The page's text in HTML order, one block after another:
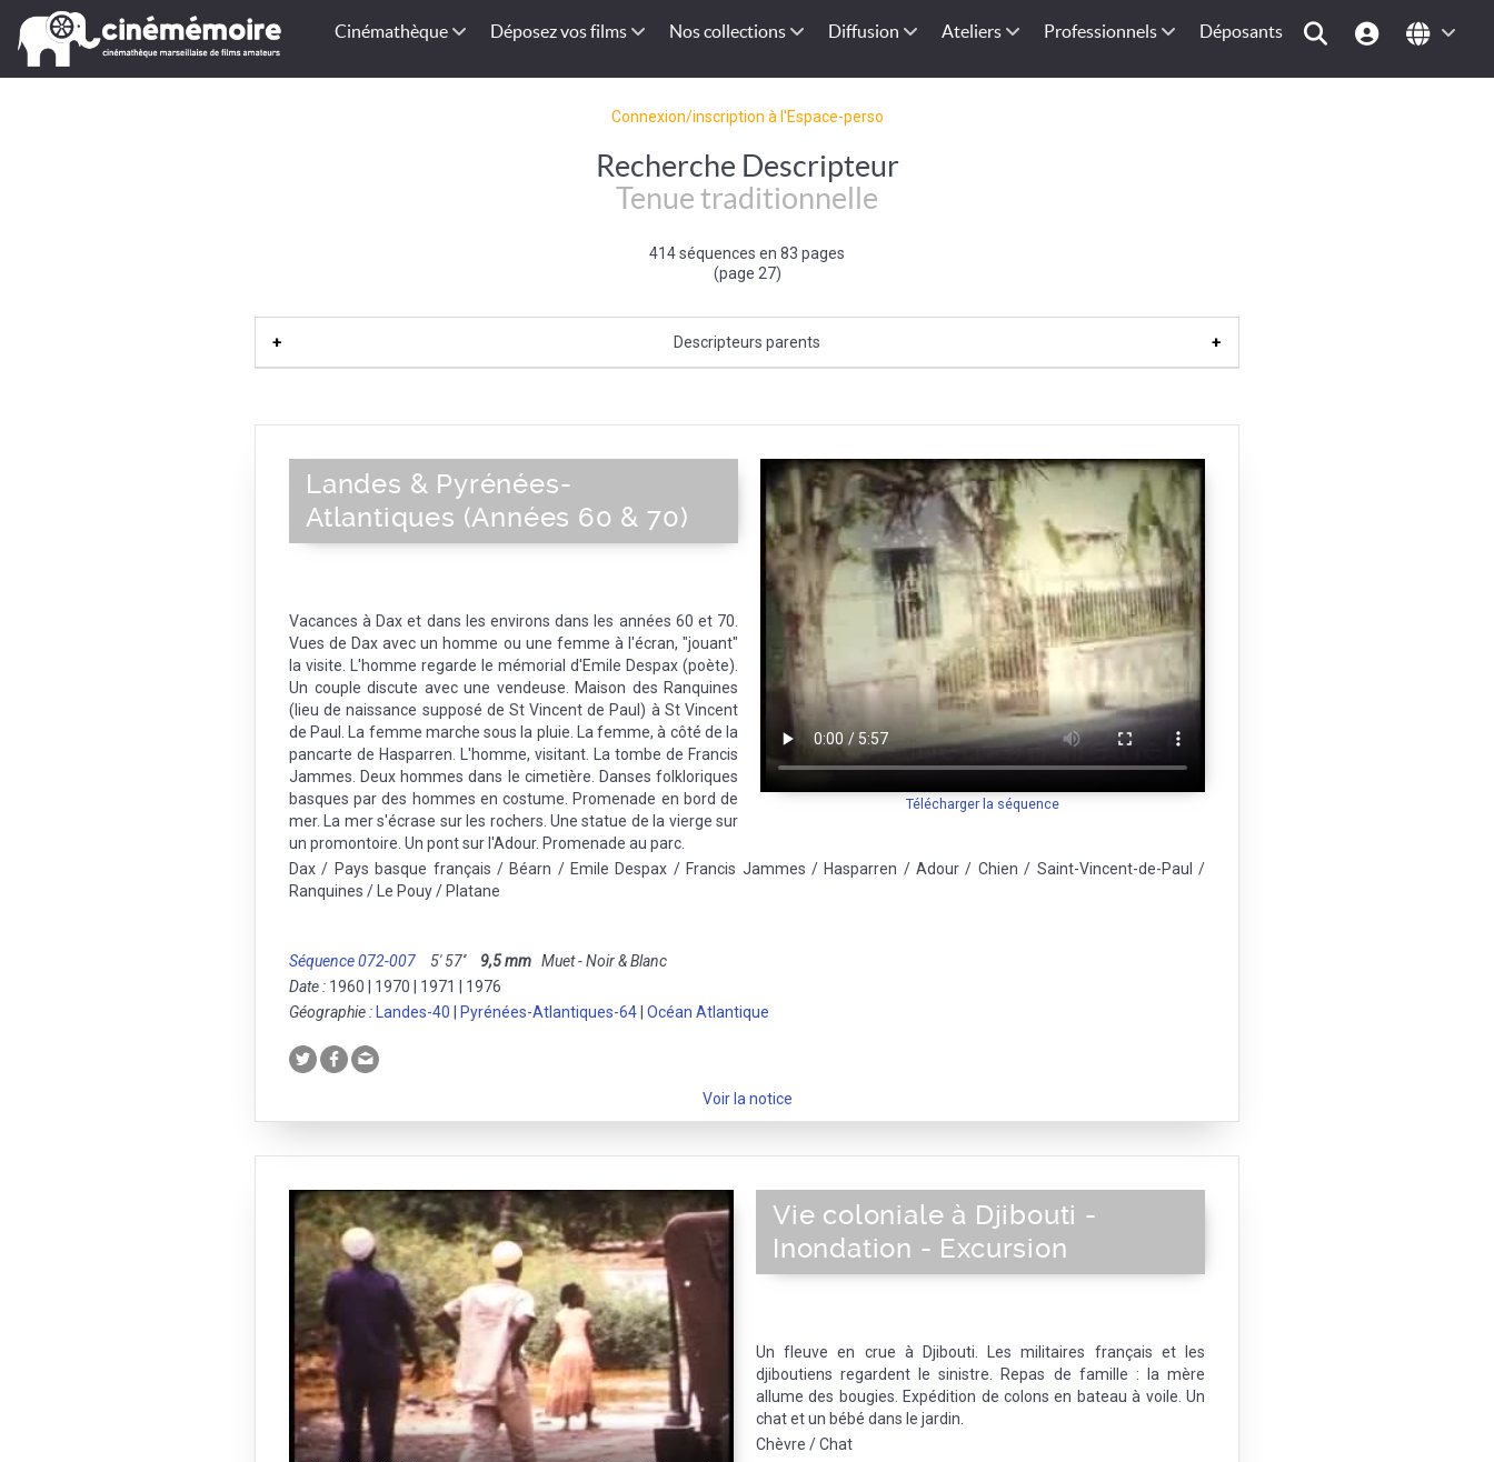
Cinémathèque Déposez vos films Nos collections Diffusion Ateliers Professionnels Déposants
Connexion/inscription à l'Espace-perso
Recherche Descripteur
Tenue traditionnelle
414 séquences en 83 pages
(page 27)
Descripteurs parents
Télécharger la séquence
Landes & Pyrénées-
Atlantiques (Années 60 & 70)
Vacances à Dax et dans les environs dans les années 60 et 70.
Vues de Dax avec un homme ou une femme à l'écran, "jouant"
la visite. L'homme regarde le mémorial d'Emile Despax (poète).
Un couple discute avec une vendeuse. Maison des Ranquines
(lieu de naissance supposé de St Vincent de Paul) à St Vincent
de Paul. La femme marche sous la pluie. La femme, à côté de la
pancarte de Hasparren. L'homme, visitant. La tombe de Francis
Jammes. Deux hommes dans le cimetière. Danses folkloriques
basques par des hommes en costume. Promenade en bord de
mer. La mer s'écrase sur les rochers. Une statue de la vierge sur
un promontoire. Un pont sur l'Adour. Promenade au parc.
Dax / Pays basque français / Béarn / Emile Despax / Francis Jammes / Hasparren / Adour / Chien / Saint-Vincent-de-Paul /
Ranquines / Le Pouy / Platane
Séquence 072-007 5' 57'' 9,5 mm Muet - Noir & Blanc
Date : 1960 | 1970 | 1971 | 1976
Géographie :
Landes-40 Pyrénées-Atlantiques-64 Océan Atlantique
Voir la notice
Vie coloniale à Djibouti -
Inondation - Excursion
Un fleuve en crue à Djibouti. Les militaires français et les
djiboutiens regardent le sinistre. Repas de famille : la mère
allume des bougies. Expédition de colons en bateau à voile. Un
chat et un bébé dans le jardin.
Chèvre / Chat